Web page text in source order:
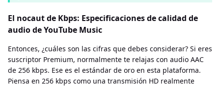
El nocaut de Kbps: Especificaciones de calidad de
audio de YouTube Music
Entonces, ¿cuáles son las cifras que debes considerar? Si eres
suscriptor Premium, normalmente te relajas con audio AAC
de 256 kbps. Ese es el estándar de oro en esta plataforma.
Piensa en 256 kbps como una transmisión HD realmente